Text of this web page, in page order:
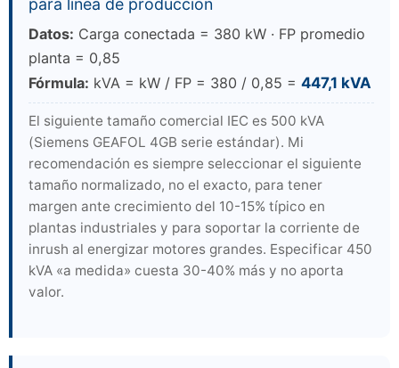
para línea de producción
Datos: Carga conectada = 380 kW · FP promedio
planta = 0,85
Fórmula: kVA = kW / FP = 380 / 0,85 = 447,1 kVA
El siguiente tamaño comercial IEC es 500 kVA
(Siemens GEAFOL 4GB serie estándar). Mi
recomendación es siempre seleccionar el siguiente
tamaño normalizado, no el exacto, para tener
margen ante crecimiento del 10-15% típico en
plantas industriales y para soportar la corriente de
inrush al energizar motores grandes. Especificar 450
kVA «a medida» cuesta 30-40% más y no aporta
valor.